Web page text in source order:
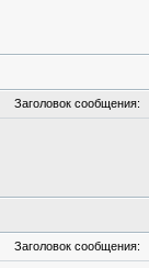
Заголовок сообщения:
Заголовок сообщения: